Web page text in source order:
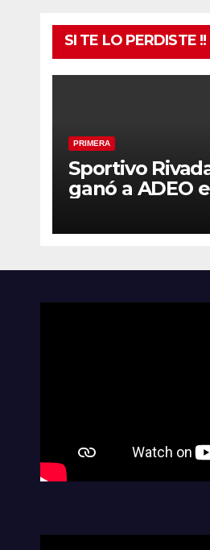
SI TE LO PERDISTE !!
PRIMERA
Sportivo
ganó a ADEO